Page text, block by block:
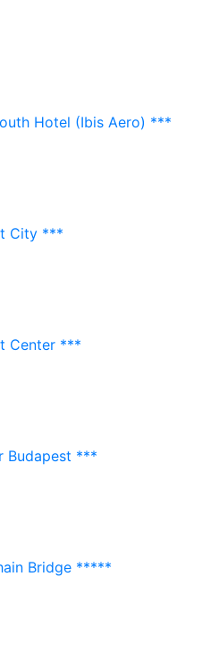
Hotel (Ibis Aero) ***
City ***
Center ***
Budapest ***
Bridge *****